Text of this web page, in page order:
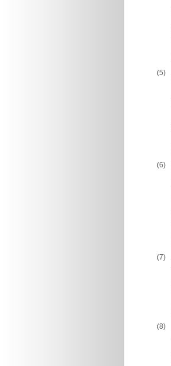
(5)
(6)
(7)
(8)